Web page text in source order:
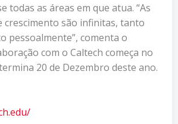
todas as áreas em que atua. “As
crescimento são infinitas, tanto
pessoalmente”, comenta o
com o Caltech começa no
20 de Dezembro deste ano.